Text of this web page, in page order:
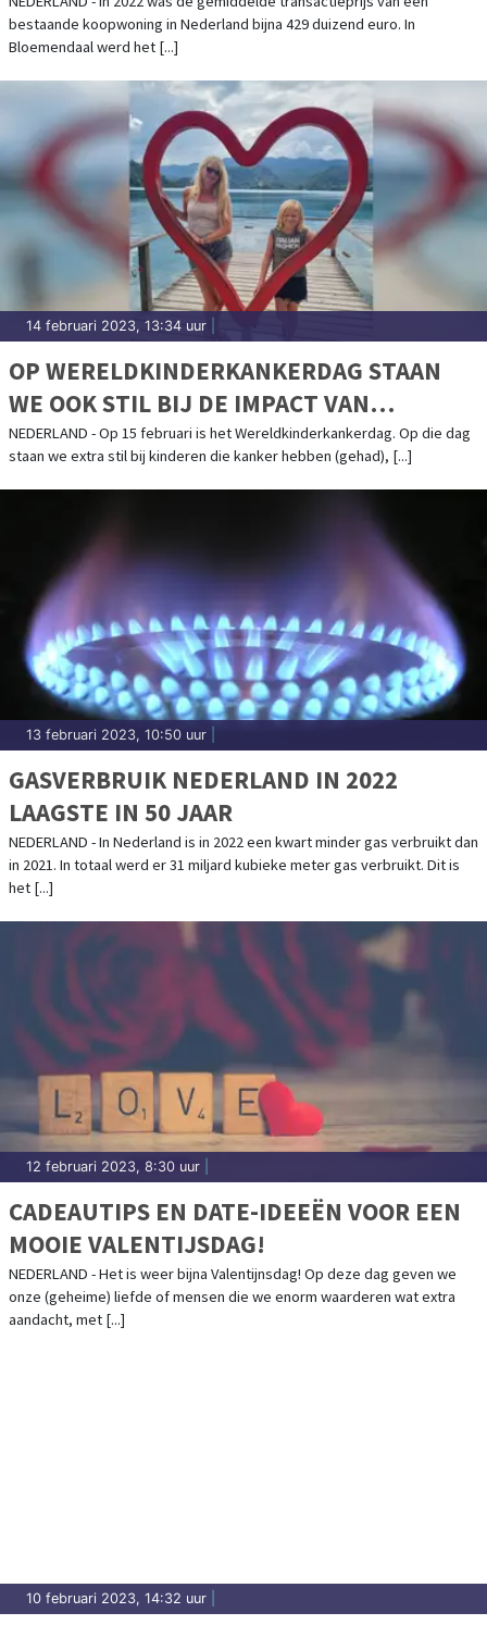
bestaande koopwoning in Nederland bijna 429 duizend euro. In
Bloemendaal werd het [...]
14 februari 2023, 13:34 uur
OP WERELDKINDERKANKERDAG STAAN
WE OOK STIL BIJ DE IMPACT VAN
KINDERKANKER OP HET GEZIN
NEDERLAND - Op 15 februari is het Wereldkinderkankerdag. Op die dag
staan we extra stil bij kinderen die kanker hebben (gehad), [...]
13 februari 2023, 10:50 uur
GASVERBRUIK NEDERLAND IN 2022
LAAGSTE IN 50 JAAR
NEDERLAND - In Nederland is in 2022 een kwart minder gas verbruikt dan
in 2021. In totaal werd er 31 miljard kubieke meter gas verbruikt. Dit is
het [...]
12 februari 2023, 8:30 uur
CADEAUTIPS EN DATE-IDEEËN VOOR EEN
MOOIE VALENTIJSDAG!
NEDERLAND - Het is weer bijna Valentijnsdag! Op deze dag geven we
onze (geheime) liefde of mensen die we enorm waarderen wat extra
aandacht, met [...]
10 februari 2023, 14:32 uur